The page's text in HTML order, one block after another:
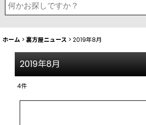
ホーム > 裏方屋ニュース > 2019年8月
2019年8月
4件